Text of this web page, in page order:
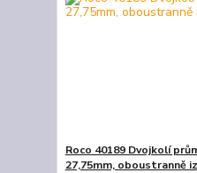
Roco 40189 Dvojkolí
27,75mm, oboustranně